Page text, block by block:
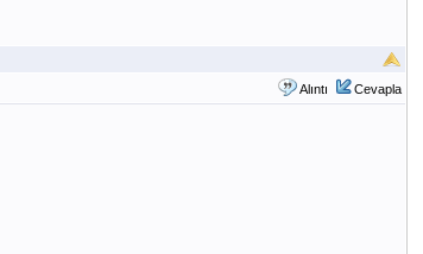
Alıntı Cevapla